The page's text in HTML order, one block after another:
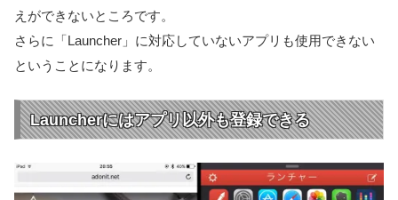
えができないところです。
さらに「Launcher」に対応していないアプリも使用できない
ということになります。
Launcherにはアプリ以外も登録できる